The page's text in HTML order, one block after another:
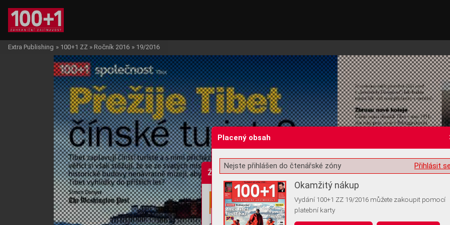
Žádost o souhlas s ukládáním volitelných informací
Extra Publishing » 100+1 ZZ » Ročník 2016 » 19/2016
Placený obsah
Přihlásit
Nejste přihlášen do čtenářské zóny
Okamžitý nákup
Vydání 100+1 ZZ 19/2016 můžete zakoupit pomocí
platební karty